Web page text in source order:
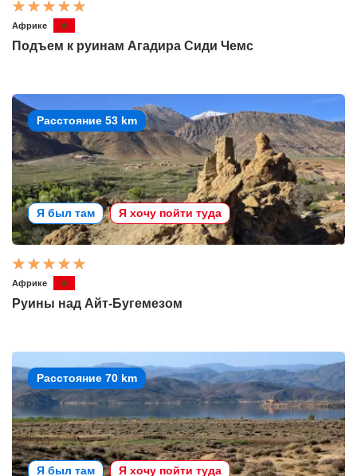
Африке
Подъем к руинам Агадира Сиди Чемс
Расстояние 53 km
Я был там Я хочу пойти туда
Африке
Руины над Айт-Бугемезом
Расстояние 70 km
Я был там Я хочу пойти туда